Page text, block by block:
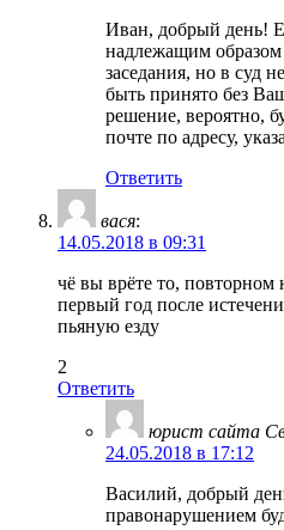
Иван, добрый день!
надлежащим образом
заседания, но в суд
быть принято без
решение, вероятно,
почте по адресу,
Ответить
вася:
14.05.2018 в 09:31
чё вы врёте то, повторном
первый год после
пьяную езду
2
Ответить
юрист сайта
24.05.2018 в 17:12
Василий, добрый
правонарушением